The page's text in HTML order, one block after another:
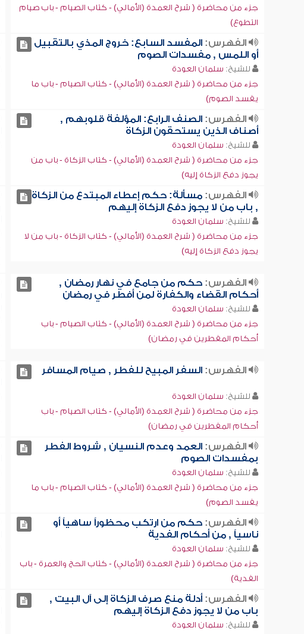
جزء من محاضرة ( شرح العمدة (الأمالي) - كتاب الصيام - باب صيام
التطوع)
الفهرس:المفسد السابع: خروج المذي بالتقبيل
أو اللمس , مفسدات الصوم
للشيخ: سلمان العودة
جزء من محاضرة ( شرح العمدة (الأمالي) - كتاب الصيام - باب ما
يفسد الصوم)
الفهرس:الصنف الرابع: المؤلفة قلوبهم ,
أصناف الذين يستحقون الزكاة
للشيخ: سلمان العودة
جزء من محاضرة ( شرح العمدة (الأمالي) - كتاب الزكاة - باب من
يجوز دفع الزكاة إليه)
الفهرس:مسألة: حكم إعطاء المبتدع من الزكاة
, باب من لا يجوز دفع الزكاة إليهم
للشيخ: سلمان العودة
جزء من محاضرة ( شرح العمدة (الأمالي) - كتاب الزكاة - باب من لا
يجوز دفع الزكاة إليه)
الفهرس:حكم من جامع في نهار رمضان ,
أحكام القضاء والكفارة لمن أفطر في رمضان
للشيخ: سلمان العودة
جزء من محاضرة ( شرح العمدة (الأمالي) - كتاب الصيام - باب
أحكام المفطرين في رمضان)
الفهرس:السفر المبيح للفطر , صيام المسافر
للشيخ: سلمان العودة
جزء من محاضرة ( شرح العمدة (الأمالي) - كتاب الصيام - باب
أحكام المفطرين في رمضان)
الفهرس:العمد وعدم النسيان , شروط الفطر
بمفسدات الصوم
للشيخ: سلمان العودة
جزء من محاضرة ( شرح العمدة (الأمالي) - كتاب الصيام - باب ما
يفسد الصوم)
الفهرس:حكم من ارتكب محظوراً ساهياً أو
ناسياً , من أحكام الفدية
للشيخ: سلمان العودة
جزء من محاضرة ( شرح العمدة (الأمالي) - كتاب الحج والعمرة - باب
الفدية)
الفهرس:أدلة منع صرف الزكاة إلى آل البيت ,
باب من لا يجوز دفع الزكاة إليهم
للشيخ: سلمان العودة